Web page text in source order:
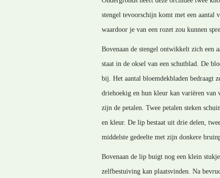
stengel tevoorschijn komt met een aantal
waardoor je van een rozet zou kunnen
Bovenaan de stengel ontwikkelt zich een
staat in de oksel van een schutblad. De
bij. Het aantal bloemdekbladen bedraagt
driehoekig en hun kleur kan variëren van
zijn de petalen. Twee petalen steken
en kleur. De lip bestaat uit drie delen,
middelste gedeelte met zijn donkere
Bovenaan de lip buigt nog een klein
zelfbestuiving kan plaatsvinden. Na